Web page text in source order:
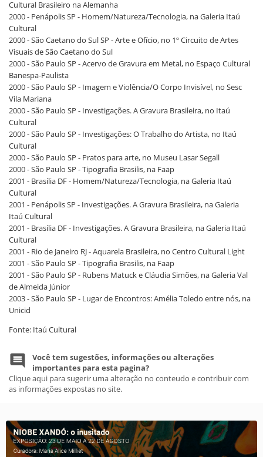
Cultural Brasileiro na Alemanha
2000 - Penápolis SP - Homem/Natureza/Tecnologia, na Galeria Itaú
Cultural
2000 - São Caetano do Sul SP - Arte e Ofício, no 1º Circuito de Artes
Visuais de São Caetano do Sul
2000 - São Paulo SP - Acervo de Gravura em Metal, no Espaço Cultural
Banespa-Paulista
2000 - São Paulo SP - Imagem e Violência/O Corpo Invisível, no Sesc
Vila Mariana
2000 - São Paulo SP - Investigações. A Gravura Brasileira, no Itaú
Cultural
2000 - São Paulo SP - Investigações: O Trabalho do Artista, no Itaú
Cultural
2000 - São Paulo SP - Pratos para arte, no Museu Lasar Segall
2000 - São Paulo SP - Tipografia Brasilis, na Faap
2001 - Brasília DF - Homem/Natureza/Tecnologia, na Galeria Itaú
Cultural
2001 - Penápolis SP - Investigações. A Gravura Brasileira, na Galeria
Itaú Cultural
2001 - Brasília DF - Investigações. A Gravura Brasileira, na Galeria Itaú
Cultural
2001 - Rio de Janeiro RJ - Aquarela Brasileira, no Centro Cultural Light
2001 - São Paulo SP - Tipografia Brasilis, na Faap
2001 - São Paulo SP - Rubens Matuck e Cláudia Simões, na Galeria Val
de Almeida Júnior
2003 - São Paulo SP - Lugar de Encontros: Amélia Toledo entre nós, na
Unicid
Fonte: Itaú Cultural
Você tem sugestões, informações ou alterações
importantes para esta pagina?
Clique aqui para sugerir uma alteração no conteudo e contribuir com
as informações expostas no site.